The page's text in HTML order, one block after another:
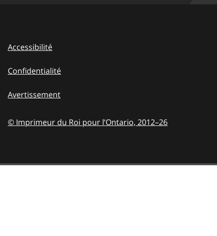
Accessibilité
Confidentialité
Avertissement
© Imprimeur du Roi pour l’Ontario, 2012–26